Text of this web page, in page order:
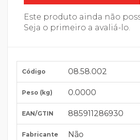
Este produto ainda não
Seja o primeiro a avaliá-lo.
Código 08.58.002
Peso (kg) 0.0000
EAN/GTIN 885911286930
Fabricante Não